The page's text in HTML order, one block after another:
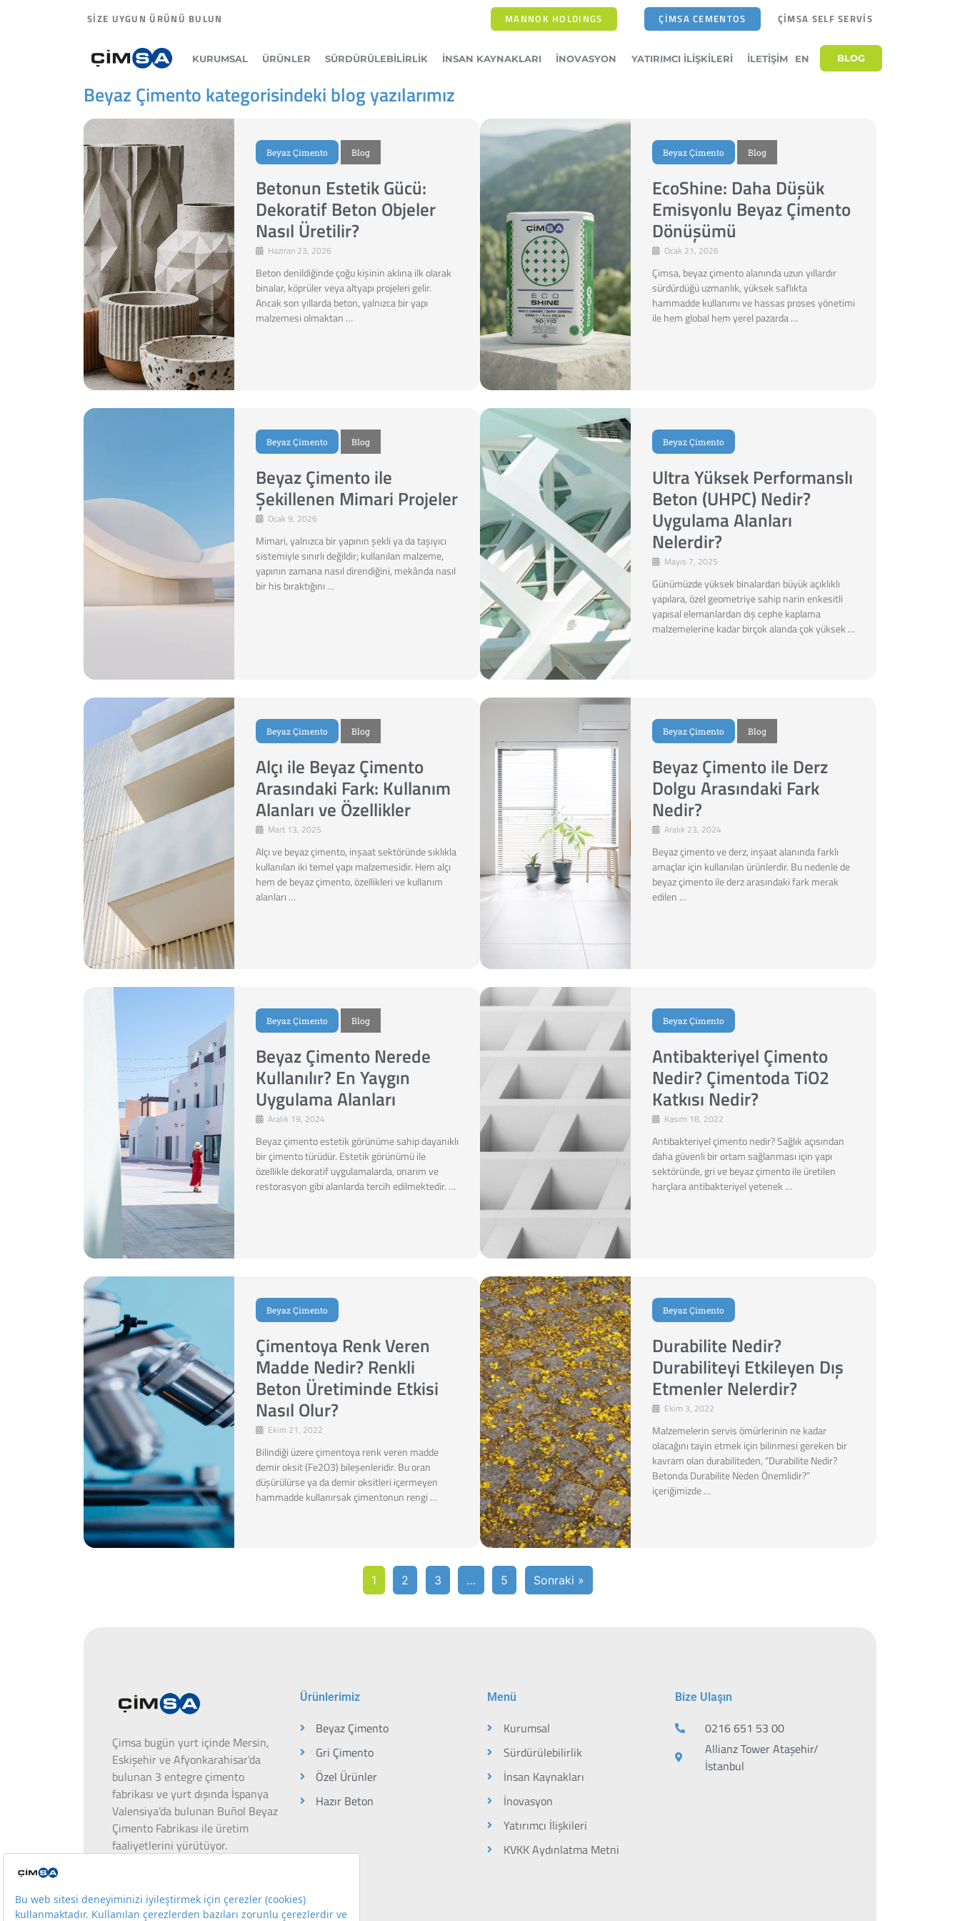
SİZE UYGUN ÜRÜNÜ BULUN MANNOK HOLDINGS ÇİMSA CEMENTOS ÇİMSA SELF SERVİS
KURUMSAL ÜRÜNLER SÜRDÜRÜLEBILIRLIK İNSAN KAYNAKLARI İNOVASYON YATIRIMCI İLIŞKILERI İLETIŞIM EN BLOG
Beyaz Çimento kategorisindeki blog yazılarımız
Beyaz Çimento Blog
Betonun Estetik Gücü:
Dekoratif Beton Objeler
Nasıl Üretilir?
Haziran 23, 2026
Beton denildiğinde çoğu kişinin aklına ilk olarak
binalar, köprüler veya altyapı projeleri gelir.
Ancak son yıllarda beton, yalnızca bir yapı
malzemesi olmaktan …
Beyaz Çimento Blog
EcoShine: Daha Düşük
Emisyonlu Beyaz Çimento
Dönüşümü
Ocak 21, 2026
Çimsa, beyaz çimento alanında uzun yıllardır
sürdürdüğü uzmanlık, yüksek saflıkta
hammadde kullanımı ve hassas proses yönetimi
ile hem global hem yerel pazarda …
Beyaz Çimento Blog
Beyaz Çimento ile
Şekillenen Mimari Projeler
Ocak 9, 2026
Mimari, yalnızca bir yapının şekli ya da taşıyıcı
sistemiyle sınırlı değildir; kullanılan malzeme,
yapının zamana nasıl direndiğini, mekânda nasıl
bir his bıraktığını …
Beyaz Çimento
Ultra Yüksek Performanslı
Beton (UHPC) Nedir?
Uygulama Alanları
Nelerdir?
Mayıs 7, 2025
Günümüzde yüksek binalardan büyük açıklıklı
yapılara, özel geometriye sahip narin enkesitli
yapısal elemanlardan dış cephe kaplama
malzemelerine kadar birçok alanda çok yüksek …
Beyaz Çimento Blog
Alçı ile Beyaz Çimento
Arasındaki Fark: Kullanım
Alanları ve Özellikler
Mart 13, 2025
Alçı ve beyaz çimento, inşaat sektöründe sıklıkla
kullanılan iki temel yapı malzemesidir. Hem alçı
hem de beyaz çimento, özellikleri ve kullanım
alanları …
Beyaz Çimento Blog
Beyaz Çimento ile Derz
Dolgu Arasındaki Fark
Nedir?
Aralık 23, 2024
Beyaz çimento ve derz, inşaat alanında farklı
amaçlar için kullanılan ürünlerdir. Bu nedenle de
beyaz çimento ile derz arasındaki fark merak
edilen …
Beyaz Çimento Blog
Beyaz Çimento Nerede
Kullanılır? En Yaygın
Uygulama Alanları
Aralık 19, 2024
Beyaz çimento estetik görünüme sahip dayanıklı
bir çimento türüdür. Estetik görünümü ile
özellikle dekoratif uygulamalarda, onarım ve
restorasyon gibi alanlarda tercih edilmektedir. …
Beyaz Çimento
Antibakteriyel Çimento
Nedir? Çimentoda TiO2
Katkısı Nedir?
Kasım 18, 2022
Antibakteriyel çimento nedir? Sağlık açısından
daha güvenli bir ortam sağlanması için yapı
sektöründe, gri ve beyaz çimento ile üretilen
harçlara antibakteriyel yetenek …
Beyaz Çimento
Çimentoya Renk Veren
Madde Nedir? Renkli
Beton Üretiminde Etkisi
Nasıl Olur?
Ekim 21, 2022
Bilindiği üzere çimentoya renk veren madde
demir oksit (Fe2O3) bileşenleridir. Bu oran
düşürülürse ya da demir oksitleri içermeyen
hammadde kullanırsak çimentonun rengi …
Beyaz Çimento
Durabilite Nedir?
Durabiliteyi Etkileyen Dış
Etmenler Nelerdir?
Ekim 3, 2022
Malzemelerin servis ömürlerinin ne kadar
olacağını tayin etmek için bilinmesi gereken bir
kavram olan durabiliteden, “Durabilite Nedir?
Betonda Durabilite Neden Önemlidir?”
içeriğimizde …
1 2 3 … 5 Sonraki »
Çimsa bugün yurt içinde Mersin,
Eskişehir ve Afyonkarahisar’da
bulunan 3 entegre çimento
fabrikası ve yurt dışında İspanya
Valensiya’da bulunan Buñol Beyaz
Çimento Fabrikası ile üretim
faaliyetlerini yürütüyor.
Ürünlerimiz
Beyaz Çimento
Gri Çimento
Özel Ürünler
Hazır Beton
Menü
Kurumsal
Sürdürülebilirlik
İnsan Kaynakları
İnovasyon
Yatırımcı İlişkileri
KVKK Aydınlatma Metni
Bize Ulaşın
0216 651 53 00
Allianz Tower Ataşehir/
İstanbul